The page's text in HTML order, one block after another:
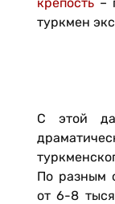
туркмен
С этой
По разным
от 6-8